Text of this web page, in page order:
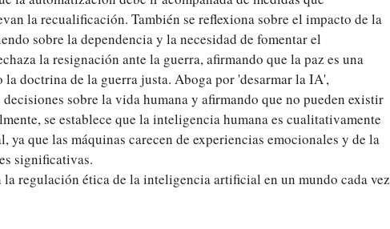
la recualificación. También se reflexiona sobre el impacto de la
sobre la dependencia y la necesidad de fomentar el
la resignación ante la guerra, afirmando que la paz es una
doctrina de la guerra justa. Aboga por 'desarmar la IA',
sobre la vida humana y afirmando que no pueden existir
se establece que la inteligencia humana es cualitativamente
que las máquinas carecen de experiencias emocionales y de la
significativas.
regulación ética de la inteligencia artificial en un mundo cada vez